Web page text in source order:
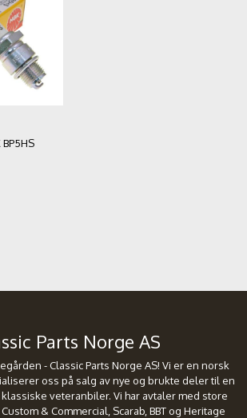
Parts Norge AS
- Classic Parts Norge AS! Vi er en norsk
oss på salg av nye og brukte deler til en
veteranbiler. Vi har avtaler med store
& Commercial, Scarab, BBT og Heritage